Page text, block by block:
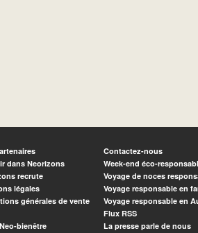
dans Neorizons
recrute
légales
générales de vente
bienêtre
Contactez-nous
Week-end éco-
Voyage de noces
Voyage responsable en
Voyage responsable en
Flux RSS
La presse parle de nous